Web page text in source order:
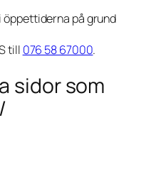
öppettiderna på grund
till 076 58 67000.
sidor som